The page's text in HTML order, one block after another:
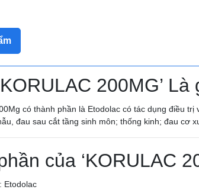
200MG’ Là
có thành phần là Etodolac có tác dụng điều
đau sau cắt tầng sinh môn; thống kinh; đau cơ
của ‘KORULAC
Etodolac